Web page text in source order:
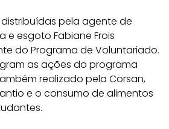
pela agente de
esgoto Fabiane Frois
do Programa de Voluntariado.
as ações do programa
realizado pela Corsan,
e o consumo de alimentos